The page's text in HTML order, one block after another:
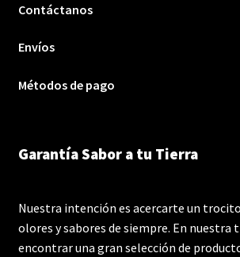
Contáctanos
Envíos
Métodos de pago
Garantía Sabor a tu Tierra
Nuestra intención es acercarte un
olores y sabores de siempre. En nuestra
encontrar una gran selección de